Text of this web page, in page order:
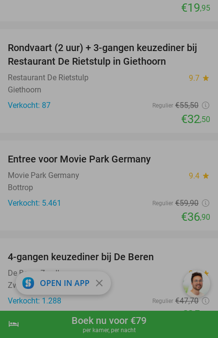
shopping_cart Boek nu
hotel Boek nu voor €79
per kamer, per nacht
€19,95
41%
Rondvaart (2 uur) + 3-gangen keuzediner bij
Restaurant De Rietstulp in Giethoorn
Restaurant De Rietstulp 9.7 star
Giethoorn
Verkocht: 87
Regulier €55,50
€32,50
Entree voor Movie Park Germany
Movie Park Germany 9.4 star
Bottrop
Verkocht: 5.461
Regulier €59,90
€36,90
4-gangen keuzediner bij De Beren
De Beren Zwolle 9.2star
Zwolle
Verkocht: 1.288
Regulier €47,70
€25
OPEN IN APP close